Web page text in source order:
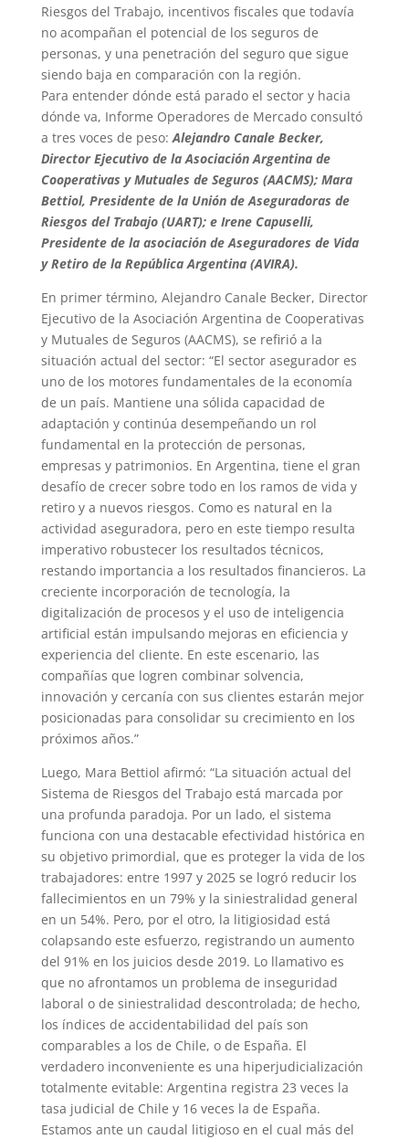
Riesgos del Trabajo, incentivos fiscales que todavía
no acompañan el potencial de los seguros de
personas, y una penetración del seguro que sigue
siendo baja en comparación con la región.
Para entender dónde está parado el sector y hacia
dónde va, Informe Operadores de Mercado consultó
a tres voces de peso:Alejandro Canale Becker,
Director Ejecutivo de la Asociación Argentina de
Cooperativas y Mutuales de Seguros (AACMS); Mara
Bettiol, Presidente de la Unión de Aseguradoras de
Riesgos del Trabajo (UART); e Irene Capuselli,
Presidente de la asociación de Aseguradores de Vida
y Retiro de la República Argentina (AVIRA).
En primer término, Alejandro Canale Becker, Director
Ejecutivo de la Asociación Argentina de Cooperativas
y Mutuales de Seguros (AACMS), se refirió a la
situación actual del sector: “El sector asegurador es
uno de los motores fundamentales de la economía
de un país. Mantiene una sólida capacidad de
adaptación y continúa desempeñando un rol
fundamental en la protección de personas,
empresas y patrimonios. En Argentina, tiene el gran
desafío de crecer sobre todo en los ramos de vida y
retiro y a nuevos riesgos. Como es natural en la
actividad aseguradora, pero en este tiempo resulta
imperativo robustecer los resultados técnicos,
restando importancia a los resultados financieros. La
creciente incorporación de tecnología, la
digitalización de procesos y el uso de inteligencia
artificial están impulsando mejoras en eficiencia y
experiencia del cliente. En este escenario, las
compañías que logren combinar solvencia,
innovación y cercanía con sus clientes estarán mejor
posicionadas para consolidar su crecimiento en los
próximos años.”
Luego, Mara Bettiol afirmó: “La situación actual del
Sistema de Riesgos del Trabajo está marcada por
una profunda paradoja. Por un lado, el sistema
funciona con una destacable efectividad histórica en
su objetivo primordial, que es proteger la vida de los
trabajadores: entre 1997 y 2025 se logró reducir los
fallecimientos en un 79% y la siniestralidad general
en un 54%. Pero, por el otro, la litigiosidad está
colapsando este esfuerzo, registrando un aumento
del 91% en los juicios desde 2019. Lo llamativo es
que no afrontamos un problema de inseguridad
laboral o de siniestralidad descontrolada; de hecho,
los índices de accidentabilidad del país son
comparables a los de Chile, o de España. El
verdadero inconveniente es una hiperjudicialización
totalmente evitable: Argentina registra 23 veces la
tasa judicial de Chile y 16 veces la de España.
Estamos ante un caudal litigioso en el cual más del